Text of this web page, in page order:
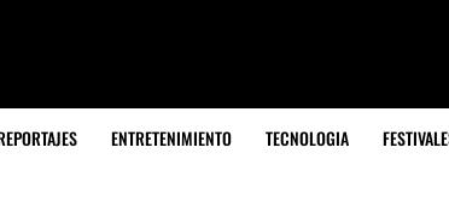
ENTRETENIMIENTO TECNOLOGIA